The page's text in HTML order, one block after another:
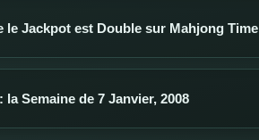
le Jackpot est Double sur Mahjong Time
Semaine de 7 Janvier, 2008